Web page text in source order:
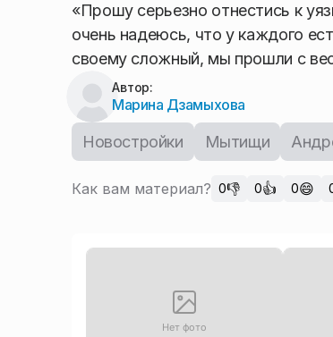
«Прошу серьезно отнестись к
очень надеюсь, что у каждого
своему сложный, мы прошли с
Автор:
Марина Дзамыхова
Новостройки Мытищи
Как вам материал? 0👎 0👍 0😄
Нет фото